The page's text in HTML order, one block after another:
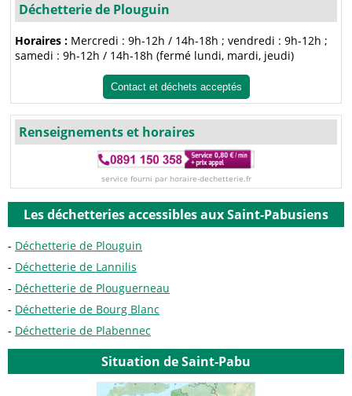
Déchetterie de Plouguin
Horaires : Mercredi : 9h-12h / 14h-18h ; vendredi : 9h-12h ;
samedi : 9h-12h / 14h-18h (fermé lundi, mardi, jeudi)
Contact et déchets acceptés
Renseignements et horaires
service fourni par horaire-dechetterie.fr
Les déchetteries accessibles aux Saint-Pabusiens
Déchetterie de Plouguin
Déchetterie de Lannilis
Déchetterie de Plouguerneau
Déchetterie de Bourg Blanc
Déchetterie de Plabennec
Situation de Saint-Pabu